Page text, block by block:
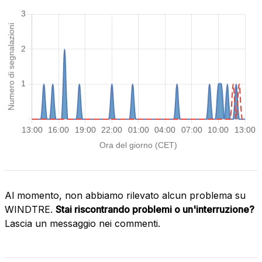
Al momento, non abbiamo rilevato alcun problema su
WINDTRE. Stai riscontrando problemi o un'interruzione?
Lascia un messaggio nei commenti.